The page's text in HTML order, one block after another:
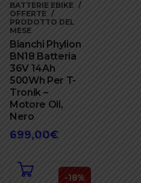
BATTERIE EBIKE
OFFERTE
PRODOTTO DEL
MESE
Bianchi Phylion
BN18 Batteria
36V 14Ah
500Wh Per T-
Tronik –
Motore Oli,
Nero
699,00€
-18%